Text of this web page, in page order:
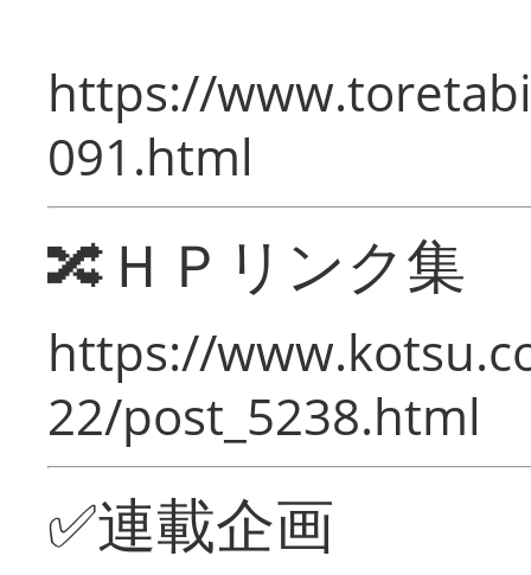
https://
091.html
🔀ＨＰリンク集
https://
22/post_5238.html
✅連載企画